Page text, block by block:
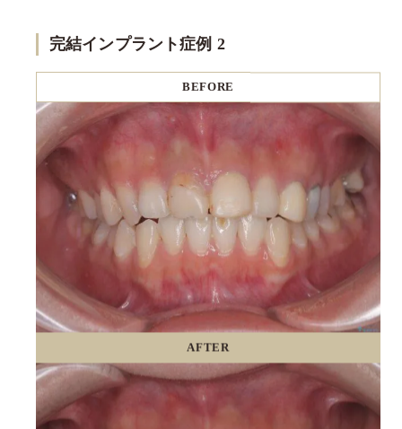
完結インプラント症例 2
BEFORE
AFTER